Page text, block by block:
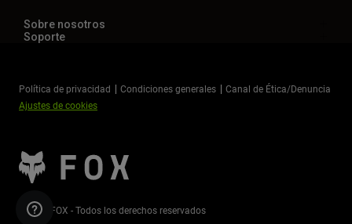
Sobre nosotros
Soporte
Política de privacidad Condiciones generales
Canal de Ética/Denuncia
Ajustes de cookies
©2026 FOX - Todos los derechos reservados